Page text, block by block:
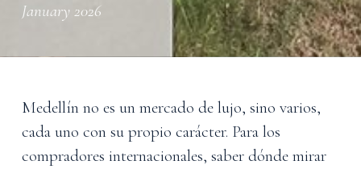
January 2026
Medellín no es un mercado de lujo, sino varios,
cada uno con su propio carácter. Para los
compradores internacionales, saber dónde mirar